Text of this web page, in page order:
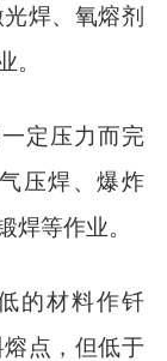
焊、氧熔剂
。
定压力而完
压焊、爆炸
焊等作业。
的材料作钎
点，但低于